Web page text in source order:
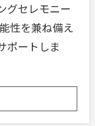
グセレモニー
性を兼ね備え
ポートしま